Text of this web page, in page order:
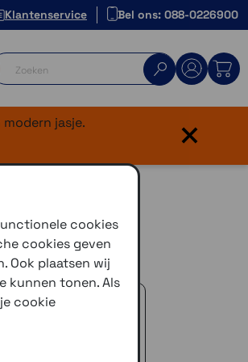
Klantenservice Bel ons: 088-0226900
jasje.
×
bout.
(indien voorradig)
cookies
cookies geven
Ook plaatsen wij
kunnen tonen. Als
cookie